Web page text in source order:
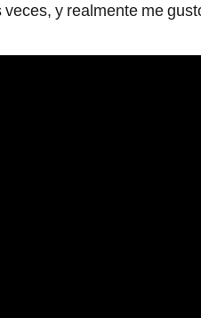
y realmente me